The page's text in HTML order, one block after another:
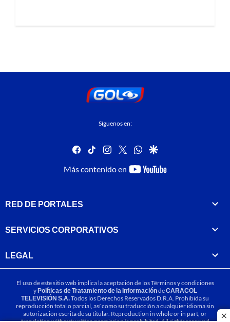
Síguenos en:
facebook
tiktok instagram
twitterwhatsapp
google
Más contenido en
youtube-
RED DE PORTALES
SERVICIOS CORPORATIVOS
LEGAL
El uso de este sitio web implica la aceptación de losTérminos y condiciones
yPolíticas de Tratamiento de la InformacióndeCARACOL
TELEVISIÓN S.A.Todos los Derechos Reservados D.R.A. Prohibida su
reproducción total o parcial, así como su traducción a cualquier idioma sin
autorización escrita de su titular. Reproduction in whole or in part, or